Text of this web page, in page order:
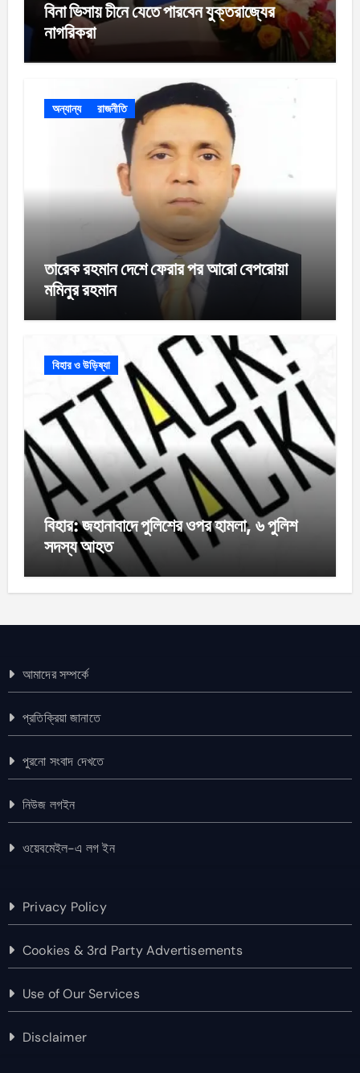
বিনা ভিসায় চীনে যেতে পারবেন যুক্তরাজ্যের
নাগরিকরা
অন্যান্য রাজনীতি
তারেক রহমান দেশে ফেরার পর আরো বেপরোয়া
মমিনুর রহমান
বিহার ও উড়িষ্যা
বিহার: জহানাবাদে পুলিশের ওপর হামলা, ৬ পুলিশ
সদস্য আহত
আমাদের সম্পর্কে
প্রতিক্রিয়া জানাতে
পুরনো সংবাদ দেখতে
নিউজ লগইন
ওয়েবমেইল-এ লগ ইন
Privacy Policy
Cookies & 3rd Party Advertisements
Use of Our Services
Disclaimer